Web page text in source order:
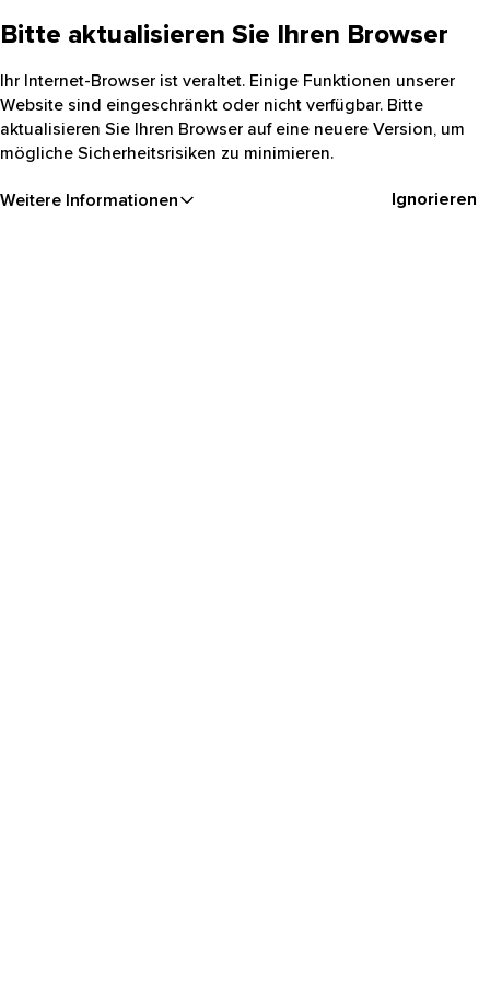
Bitte aktualisieren Sie Ihren Browser
Ihr Internet-Browser ist veraltet. Einige Funktionen unserer
Website sind eingeschränkt oder nicht verfügbar. Bitte
aktualisieren Sie Ihren Browser auf eine neuere Version, um
mögliche Sicherheitsrisiken zu minimieren.
Weitere Informationen Ignorieren